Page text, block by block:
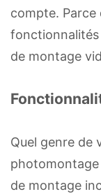
compte. Parce
de montage
Quel genre de
photomontage
de montage